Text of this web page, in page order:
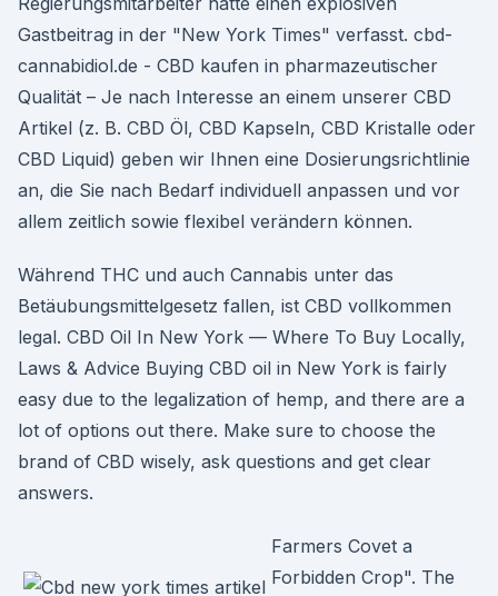
Gastbeitrag in der "New York Times" verfasst. cbd-
cannabidiol.de - CBD kaufen in pharmazeutischer
Qualität – Je nach Interesse an einem unserer CBD
Artikel (z. B. CBD Öl, CBD Kapseln, CBD Kristalle oder
CBD Liquid) geben wir Ihnen eine Dosierungsrichtlinie
an, die Sie nach Bedarf individuell anpassen und vor
allem zeitlich sowie flexibel verändern können.
Während THC und auch Cannabis unter das
Betäubungsmittelgesetz fallen, ist CBD vollkommen
legal. CBD Oil In New York — Where To Buy Locally,
Laws & Advice Buying CBD oil in New York is fairly
easy due to the legalization of hemp, and there are a
lot of options out there. Make sure to choose the
brand of CBD wisely, ask questions and get clear
answers.
Farmers Covet a
Forbidden Crop". The